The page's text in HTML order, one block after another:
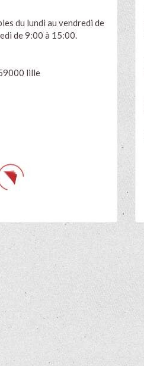
du lundi au vendredi de
de 9:00 à 15:00.
lille